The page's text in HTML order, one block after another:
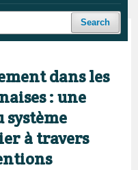
Search
/ Articles
dans les
: une
système
à travers